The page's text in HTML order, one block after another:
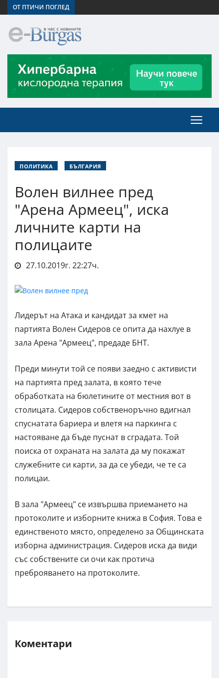
ОТ ПТИЧИ ПОГЛЕД
ПОЛИТИКА БЪЛГАРИЯ
Волен вилнее пред
"Арена Армеец", иска
личните карти на
полицаите
27.10.2019г. 22:27ч.
Лидерът на Атака и кандидат за кмет на
партията Волен Сидеров се опита да нахлуе в
зала Арена "Армеец", предаде БНТ.
Преди минути той се появи заедно с активисти
на партията пред залата, в която тече
обработката на бюлетините от местния вот в
столицата. Сидеров собственоръчно вдигнал
спуснатата бариера и влетя на паркинга с
настояване да бъде пуснат в сградата. Той
поиска от охраната на залата да му покажат
служебните си карти, за да се убеди, че те са
полицаи.
В зала "Армеец" се извършва приемането на
протоколите и изборните книжа в София. Това е
единственото място, определено за Общинската
изборна администрация. Сидеров иска да види
със собствените си очи как протича
преброяването на протоколите.
Коментари